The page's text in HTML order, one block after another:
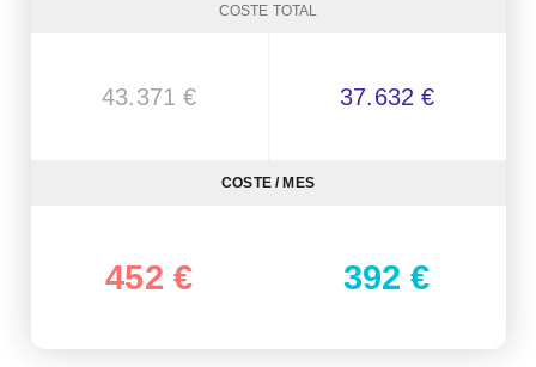
43.371 €
COSTE TOTAL
37.632 €
452 €
COSTE / MES
392 €